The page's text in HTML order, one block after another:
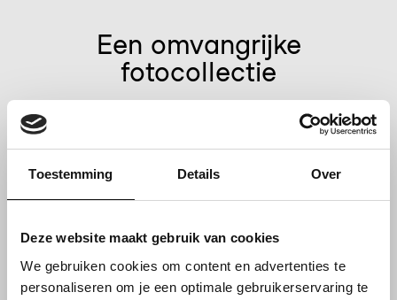
Toestemming Details Over
Deze website maakt gebruik van cookies
We gebruiken cookies om content en advertenties te
personaliseren om je een optimale gebruikerservaring te
Een omvangrijke
fotocollectie